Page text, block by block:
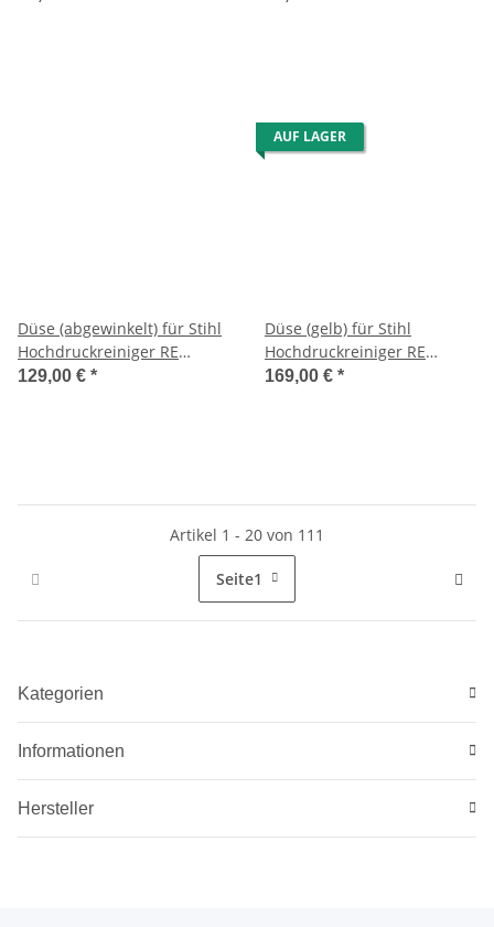
Düse (abgewinkelt) für Stihl
Hochdruckreiniger RE
107/116/126/117/127/118/128
129,00 € *
AUF LAGER
Düse (gelb) für Stihl
Hochdruckreiniger RE
88/98/109/128 PLUS/119
169,00 € *
Artikel 1 - 20 von 111
Seite1
Kategorien
Informationen
Hersteller